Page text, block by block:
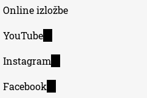
Online izložbe
YouTube(link
external)
Instagram(link
external)
Facebook